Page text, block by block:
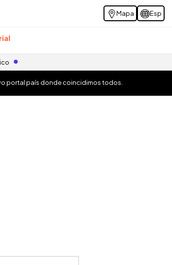
Mapa Esp
portal país donde coincidimos todos.